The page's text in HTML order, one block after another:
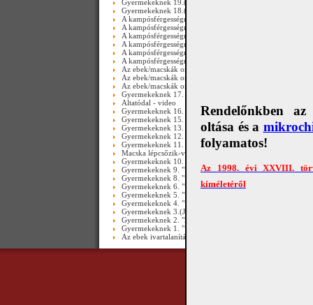
Rendelőnkben az
oltása és a
folyamatos!
Az 1998. évi XXVIII.
kíméletéről
Gyermekeknek 19.(Még további zöldségek...)
Gyermekeknek 18.(További zöldségek)
A kampósférgességről (Ancylostomosis) III. rész
A kampósférgességről (Ancylostomosis) III. rész_video
A kampósférgességről (Ancylostomosis) II. rész_video
A kampósférgességről (Ancylostomosis) II. rész
A kampósférgességről (Ancylostomosis) I. rész_video
A kampósférgességről (Ancylostomosis) I. rész
Az ebek/macskák orsóférgességéről III. rész - video
Az ebek/macskák orsóférgességéről ( II.rész ) - video
Az ebek/macskák orsóférgességéről ( I. rész ) - video
Gyermekeknek 17. ( Altatódal )
Altatódal - video
Gyermekeknek 16. ( Balázs Fecó, az utcai harcos )
Gyermekeknek 15. ( Macskacsomagoló )
Gyermekeknek 13.
Gyermekeknek 12. ( Zöldségállatkák 3. )
Gyermekeknek 11. ( Macska lépcsőzik )
Macska lépcsőzik-videó
Gyermekeknek 10. " Tökcica "
Gyermekeknek 9. " Mikroszkóp"
Gyermekeknek 8. " Lopakodó mosómedve "
Gyermekeknek 6. " Kókuszegér "
Gyermekeknek 5. " Tüsszentő panda "
Gyermekeknek 4. " A kicsikkel légy mindíg kedves... "
Gyermekeknek 3.(Játék)
Gyermekeknek 2. "Zöldségállatkák és hóbárány"
Gyermekeknek 1. " Zöldségállatkák"
Az ebek ivartalanításáról